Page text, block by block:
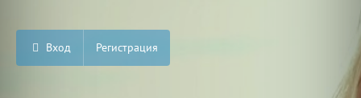
Вход Регистрация